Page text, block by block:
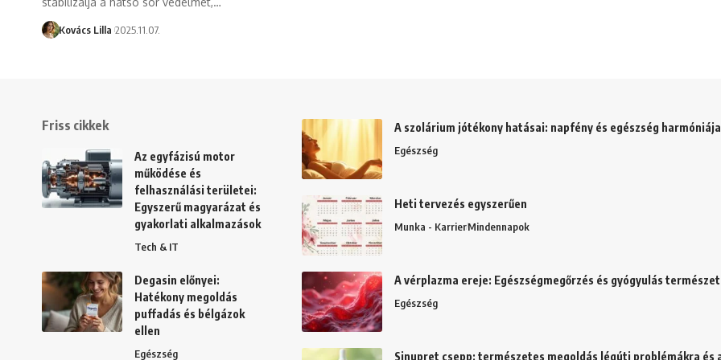
Kovács Lilla 2025.11.07.
Friss cikkek
Az egyfázisú motor
működése és
felhasználási területei:
Egyszerű magyarázat és
gyakorlati alkalmazások
Tech & IT
Degasin előnyei:
Hatékony megoldás
puffadás és bélgázok
ellen
Egészség
A szolárium jótékony hatásai: napfény és egészség harmóniája
Egészség
Heti tervezés egyszerűen
Munka - KarrierMindennapok
A vérplazma ereje: Egészségmegőrzés és gyógyulás
Egészség
Sinupret csepp: természetes megoldás légúti problémákra és